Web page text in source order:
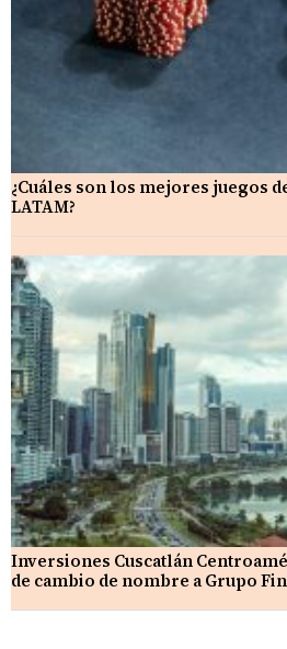
¿Cuáles son los mejores juegos
LATAM?
Inversiones Cuscatlán
de cambio de nombre a Grupo